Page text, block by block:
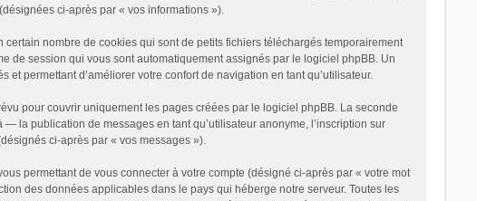
ci-après par « vos informations »).
nombre de cookies qui sont de petits fichiers téléchargés temporairement
de session qui vous sont automatiquement assignés par le logiciel phpBB. Un
permettant d’améliorer votre confort de navigation en tant qu’utilisateur.
pour couvrir uniquement les pages créées par le logiciel phpBB. La seconde
la publication de messages en tant qu’utilisateur anonyme, l’inscription sur
ci-après par « vos messages »).
permettant de vous connecter à votre compte (désigné ci-après par « votre mot
des données applicables dans le pays qui héberge notre serveur. Toutes les